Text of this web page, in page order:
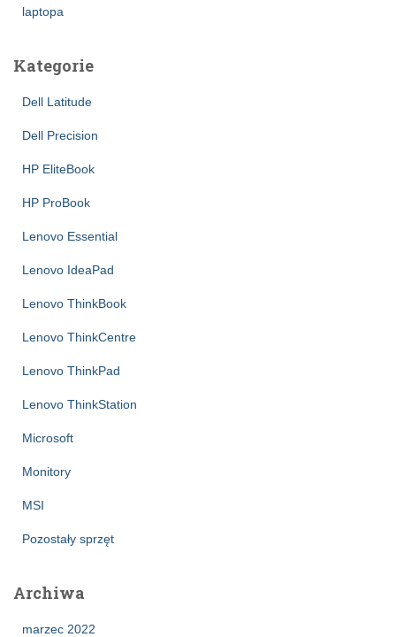
laptopa
Kategorie
Dell Latitude
Dell Precision
HP EliteBook
HP ProBook
Lenovo Essential
Lenovo IdeaPad
Lenovo ThinkBook
Lenovo ThinkCentre
Lenovo ThinkPad
Lenovo ThinkStation
Microsoft
Monitory
MSI
Pozostały sprzęt
Archiwa
marzec 2022